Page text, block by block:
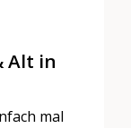
Alt in
mal